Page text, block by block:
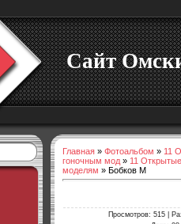
Сайт
Главная » Фотоальбом » 11
гоночным мод » 11
моделям » Бобков М
Просмотров: 515 |